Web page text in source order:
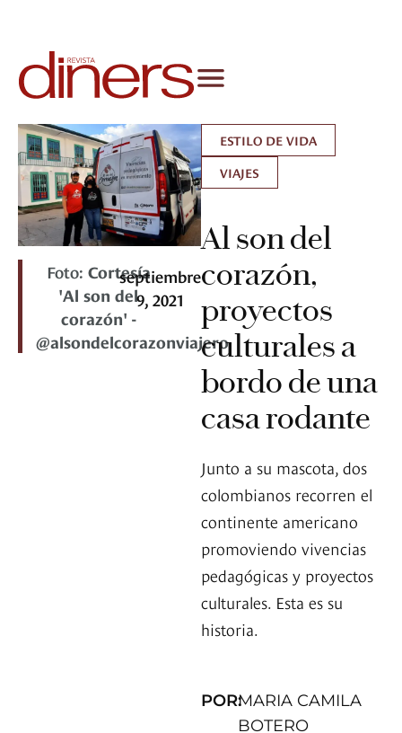
Foto: Cortesía
'Al son del
corazón' -
@alsondelcorazonviajero
septiembre
9, 2021
ESTILO DE VIDA
VIAJES
Al son del
corazón,
proyectos
culturales a
bordo de una
casa rodante
Junto a su mascota, dos
colombianos recorren el
continente americano
promoviendo vivencias
pedagógicas y proyectos
culturales. Esta es su
historia.
POR:MARIA CAMILA
BOTERO